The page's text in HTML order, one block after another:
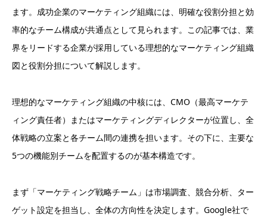
ます。成功企業のマーケティング組織には、明確な役割分担と効
率的なチーム構成が共通点として見られます。この記事では、業
界をリードする企業が採用している理想的なマーケティング組織
図と役割分担について解説します。
理想的なマーケティング組織の中核には、CMO（最高マーケテ
ィング責任者）またはマーケティングディレクターが位置し、全
体戦略の立案と各チーム間の連携を担います。その下に、主要な
5つの機能別チームを配置するのが基本構造です。
まず「マーケティング戦略チーム」は市場調査、競合分析、ター
ゲット設定を担当し、全体の方向性を決定します。Google社で